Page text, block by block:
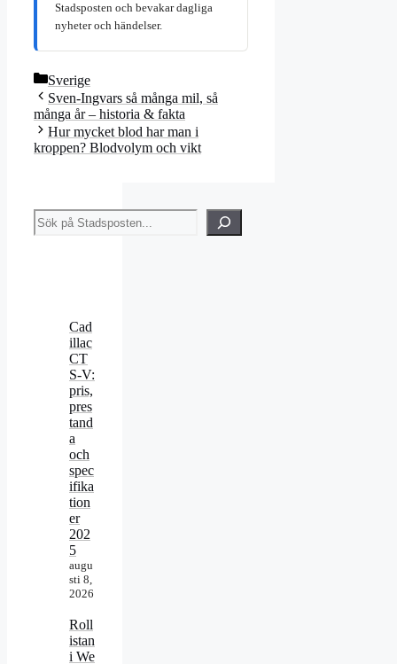
Stadsposten och bevakar dagliga
nyheter och händelser.
Kategorier
Sverige
Sven-Ingvars så många mil, så
många år – historia & fakta
Hur mycket blod har man i
kroppen? Blodvolym och vikt
Sök
Cad
illac
CT
S-V:
pris,
pres
tand
a
och
spec
ifika
tion
er
202
5
augu
sti 8,
2026
Roll
istan
i We